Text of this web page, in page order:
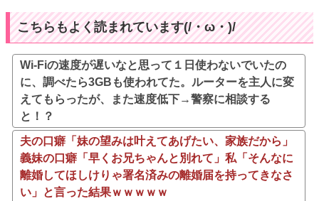
こちらもよく読まれています(/・ω・)/
Wi-Fiの速度が遅いなと思って１日使わないでいたの
に、調べたら3GBも使われてた。ルーターを主人に変
えてもらったが、また速度低下→警察に相談する
と！？
夫の口癖「妹の望みは叶えてあげたい、家族だから」
義妹の口癖「早くお兄ちゃんと別れて」私「そんなに
離婚してほしけりゃ署名済みの離婚届を持ってきなさ
い」と言った結果ｗｗｗｗｗ